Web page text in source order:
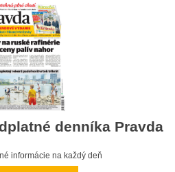
denníka Pravda
informácie na každý deň